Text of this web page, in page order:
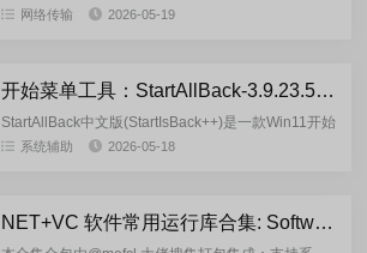
具，FastCopy 小巧且功能强大，复制拷贝文件的速
网络传输 2026-05-19
开始菜单工具：StartAllBack-3.9.23.5366 破解版
StartAllBack中文版(StartIsBack++)是一款Win11开始
菜单工具,可以为Windows11恢复经典样式Windows7
系统辅助 2026-05-18
NET+VC 软件常用运行库合集: Software Runtime Libraries_4.2.26.0513